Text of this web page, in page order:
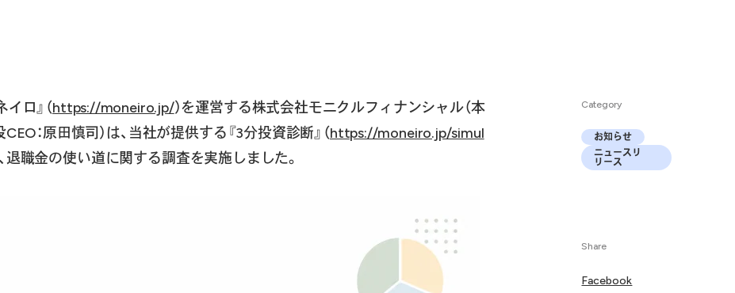
ロ』（https://moneiro.jp/）を運営する株式会社モニクルフィナンシャル（本
：原田慎司）は、当社が提供する『3分投資診断』（https://moneiro.jp/simul
退職金の使い道に関する調査を実施しました。
Category
お知らせ
ニュースリ
リース
Share
Facebook